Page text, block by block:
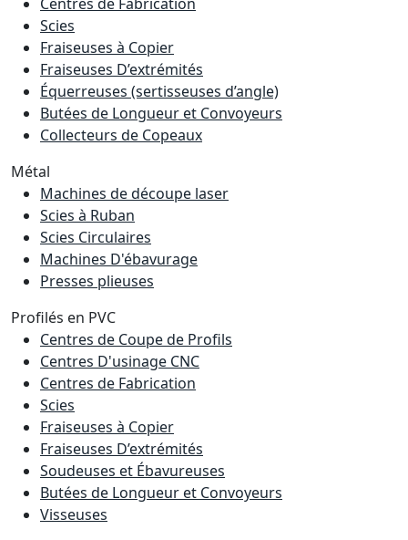
Scies
Fraiseuses à Copier
Fraiseuses D’extrémités
Équerreuses (sertisseuses d’angle)
Butées de Longueur et Convoyeurs
Collecteurs de Copeaux
Métal
Machines de découpe laser
Scies à Ruban
Scies Circulaires
Machines D'ébavurage
Presses plieuses
Profilés en PVC
Centres de Coupe de Profils
Centres D'usinage CNC
Centres de Fabrication
Scies
Fraiseuses à Copier
Fraiseuses D’extrémités
Soudeuses et Ébavureuses
Butées de Longueur et Convoyeurs
Visseuses